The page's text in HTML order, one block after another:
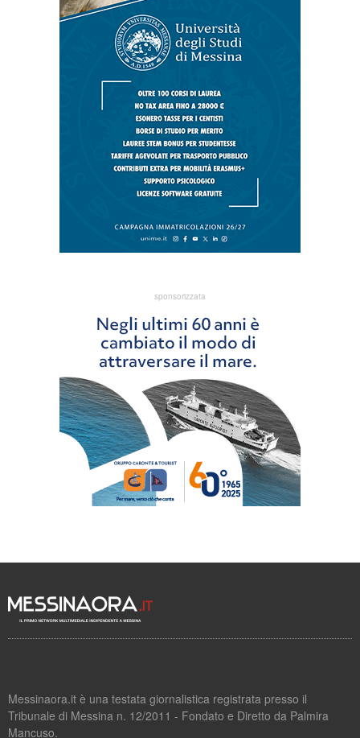
sponsorizzata
Messinaora.it è una testata giornalistica registrata presso il
Tribunale di Messina n. 12/2011 - Fondato e Diretto da Palmira
Mancuso.